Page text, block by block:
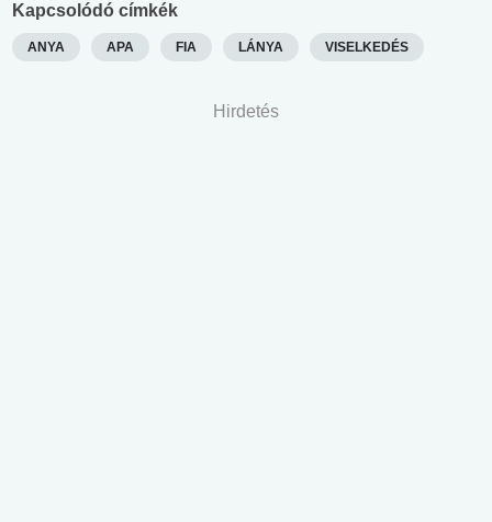
Kapcsolódó címkék
ANYA APA FIA LÁNYA VISELKEDÉS
Hirdetés